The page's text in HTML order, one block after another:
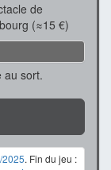
de
(≈15 €)
au sort.
. Fin du jeu :